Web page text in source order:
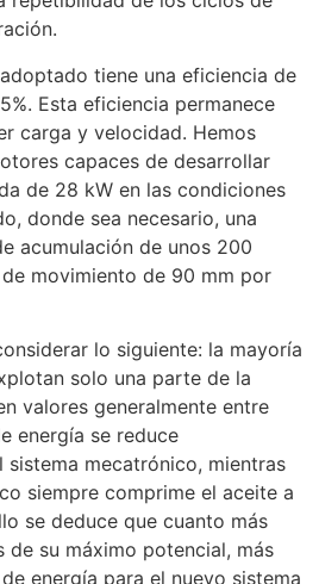
tiene una eficiencia de
Esta eficiencia permanece
carga y velocidad. Hemos
capaces de desarrollar
de 28 kW en las condiciones
donde sea necesario, una
acumulación de unos 200
movimiento de 90 mm por
lo siguiente: la mayoría
solo una parte de la
valores generalmente entre
energía se reduce
sistema mecatrónico, mientras
siempre comprime el aceite a
se deduce que cuanto más
de su máximo potencial, más
energía para el nuevo sistema